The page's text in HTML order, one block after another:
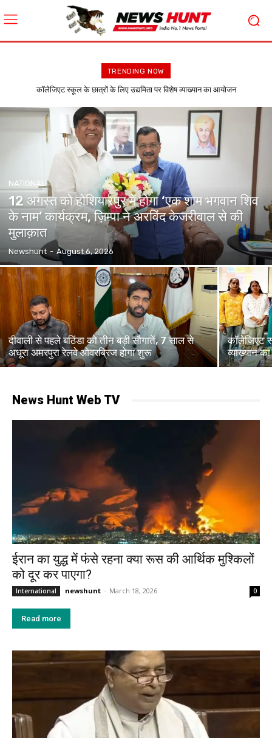
TRENDING NOW
News Hunt Daily Evening E-Paper 04-08-2026 Page 1
NATIONAL
12 अगस्त को होशियारपुर में होगा ‘एक शाम भगवान शिव
के नाम’ कार्यक्रम, ज़िम्पा ने अरविंद केजरीवाल से की
मुलाक़ात
Newshunt - August 6, 2026
दीवाली से पहले बठिंडा को तीन बड़ी सौगातें, 7 साल से
अधूरा अमरपुरा रेलवे ओवरब्रिज होगा शुरू
कॉलेजिएट
व्याख्यान
News Hunt Web TV
ईरान का युद्ध में फंसे रहना क्या रूस की आर्थिक मुश्किलों
को दूर कर पाएगा?
International newshunt - March 18, 2026 0
Read more